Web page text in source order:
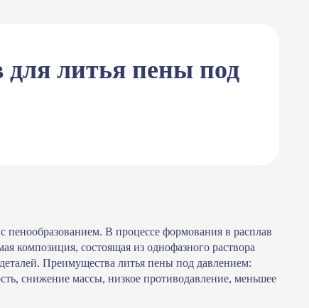
литья пены под
В процессе формования в расплав
композиция, состоящая из однофазного раствора
Преимущества литья пены под давлением:
снижение массы, низкое противодавление, меньшее